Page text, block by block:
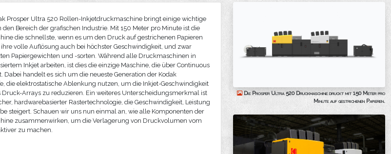
Prosper Ultra 520 Rollen-Inkjetdruckmaschine bringt einige wichtige
Bereich der grafischen Industrie. Mit 150 Meter pro Minute ist die
die schnellste, wenn es um den Druck auf gestrichenen Papieren
volle Auflösung auch bei höchster Geschwindigkeit, und zwar
Papiergewichten und -sorten. Während alle Druckmaschinen in
Inkjet arbeiten, ist dies die einzige Maschine, die über Continuous
Dabei handelt es sich um die neueste Generation der Kodak
die elektrostatische Ablenkung nutzen, um die Inkjet-Geschwindigkeit
Druck-Arrays zu reduzieren. Ein weiteres Unterscheidungsmerkmal ist
hardwarebasierter Rastertechnologie, die Geschwindigkeit, Leistung
steigert. Schauen wir uns nun einmal an, wie alle Komponenten der
zusammenwirken, um die Verlagerung von Druckvolumen vom
zu machen.
Die Prosper Ultra 520 Druckmaschine druckt mit 150 Meter pro
Minute auf gestrichenen Papieren.